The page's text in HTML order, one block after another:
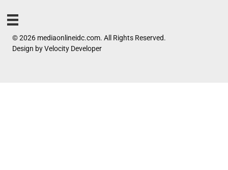
© 2026 mediaonlineidc.com. All Rights Reserved.
Design byVelocity Developer